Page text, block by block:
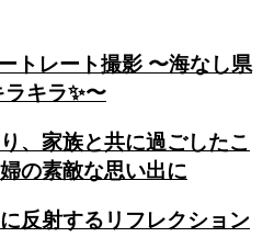
トレート撮影 〜海なし県
キラ✨〜
、家族と共に過ごしたこ
の素敵な思い出に
反射するリフレクション